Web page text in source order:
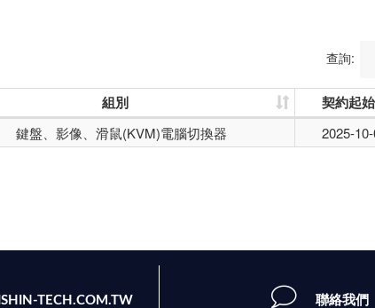
查詢:
組別 契約起始
鍵盤、影像、滑鼠(KVM)電腦切換器 2025-10-
TECH.COM.TW 聯絡我們